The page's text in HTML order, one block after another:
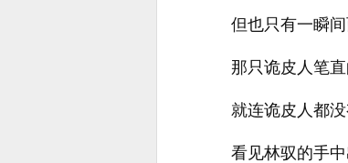
但也只有一瞬间
那只诡皮人笔
就连诡皮人都
看见林驭的手